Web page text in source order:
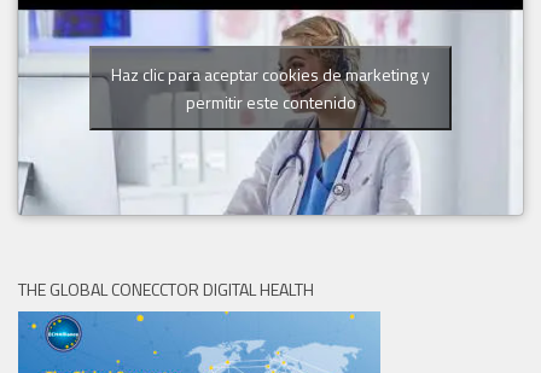
Haz clic para aceptar cookies de marketing y
permitir este contenido
THE GLOBAL CONECCTOR DIGITAL HEALTH